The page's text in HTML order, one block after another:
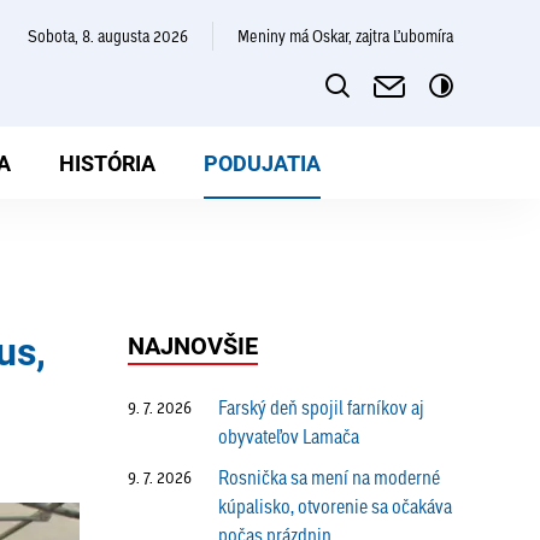
sobota, 8. augusta 2026 Meniny má Oskar, zajtra Ľubomíra
HISTÓRIA PODUJATIA
NAJNOVŠIE
9. 7. 2026
Farský deň spojil farníkov aj
obyvateľov Lamača
9. 7. 2026
Rosnička sa mení na moderné
kúpalisko, otvorenie sa očakáva